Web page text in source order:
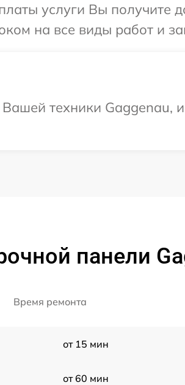
услуги Вы получите
на все виды работ и
техники Gaggenau,
панели
Время ремонта
от 15 мин
от 60 мин